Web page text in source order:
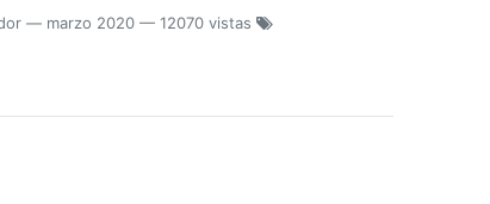
— marzo 2020 — 12070 vistas